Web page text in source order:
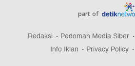
part of
Redaksi Pedoman Media Siber
Info Iklan
Privacy Policy